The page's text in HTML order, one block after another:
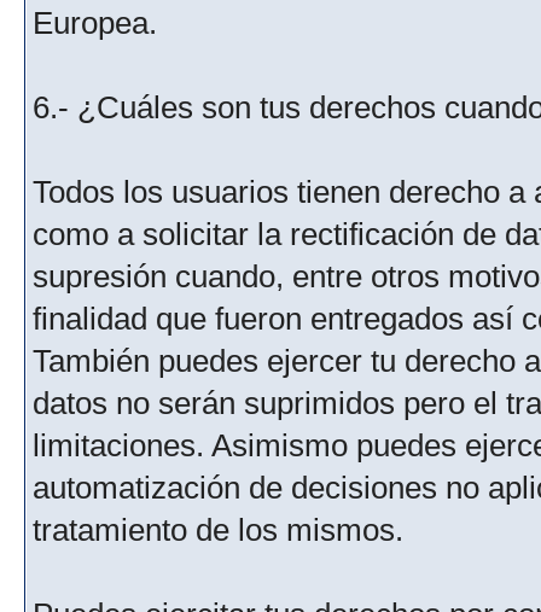
Europea.
6.- ¿Cuáles son tus derechos
Todos los usuarios tienen derecho
como a solicitar la rectificación de
supresión cuando, entre otros
finalidad que fueron entregados así
También puedes ejercer tu derecho
datos no serán suprimidos pero el
limitaciones. Asimismo puedes
automatización de decisiones no
tratamiento de los mismos.